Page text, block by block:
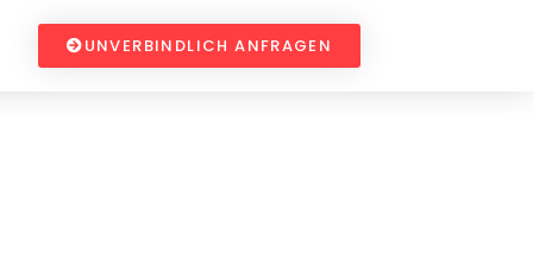
UNVERBINDLICH ANFRAGEN